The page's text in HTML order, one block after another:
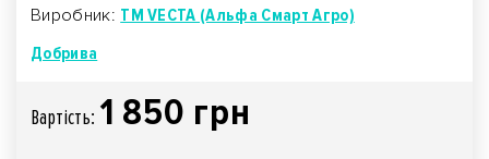
Виробник: TM VECTA (Альфа Смарт Агро)
Добрива
Вартiсть: 1 850 грн